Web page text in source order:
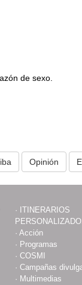
de sexo.
Opinión
· ITINERARIOS
· Acción
· Programas
· COSMI
· Campañas
· Multimedias